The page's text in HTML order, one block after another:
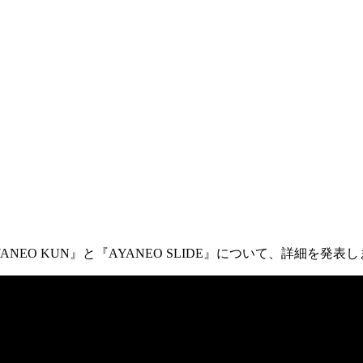
KUN』と『AYANEO SLIDE』について、詳細を発表し